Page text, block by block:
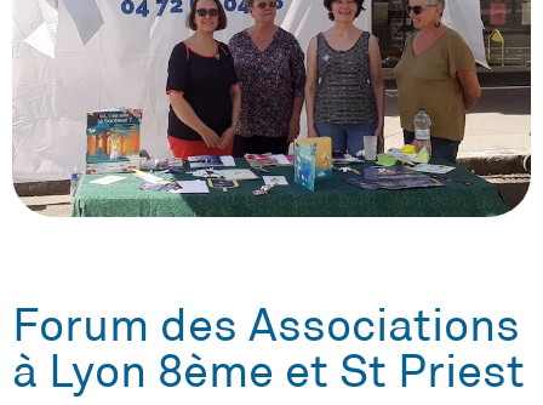
Forum des Associations
à Lyon 8ème et St Priest